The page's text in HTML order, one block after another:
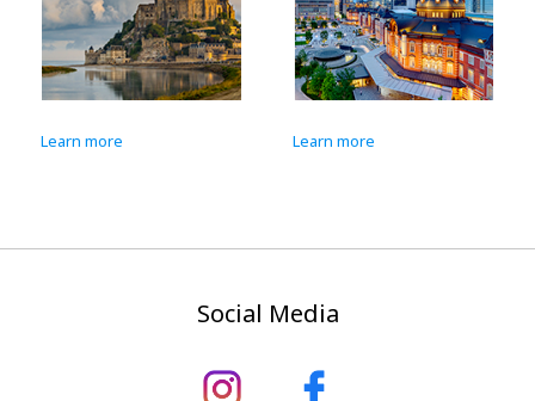
Learn more Learn more
Social Media